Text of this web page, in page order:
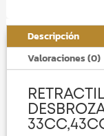
(ANTES
1650)
cantidad
Descripción
Valoraciones (0)